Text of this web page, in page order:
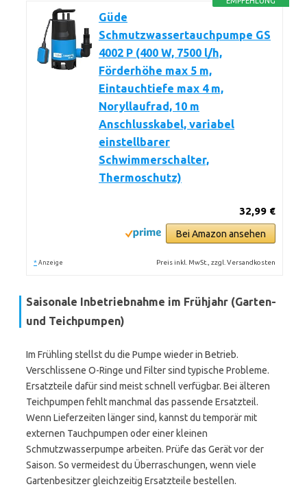
Güde
Schmutzwassertauchpumpe GS
4002 P (400 W, 7500 l/h,
Förderhöhe max 5 m,
Eintauchtiefe max 4 m,
Noryllaufrad, 10 m
Anschlusskabel, variabel
einstellbarer
Schwimmerschalter,
Thermoschutz)
32,99 €
Bei Amazon ansehen
* Anzeige Preis inkl. MwSt., zzgl. Versandkosten
Saisonale Inbetriebnahme im Frühjahr (Garten-
und Teichpumpen)
Im Frühling stellst du die Pumpe wieder in Betrieb.
Verschlissene O-Ringe und Filter sind typische Probleme.
Ersatzteile dafür sind meist schnell verfügbar. Bei älteren
Teichpumpen fehlt manchmal das passende Ersatzteil.
Wenn Lieferzeiten länger sind, kannst du temporär mit
externen Tauchpumpen oder einer kleinen
Schmutzwasserpumpe arbeiten. Prüfe das Gerät vor der
Saison. So vermeidest du Überraschungen, wenn viele
Gartenbesitzer gleichzeitig Ersatzteile bestellen.